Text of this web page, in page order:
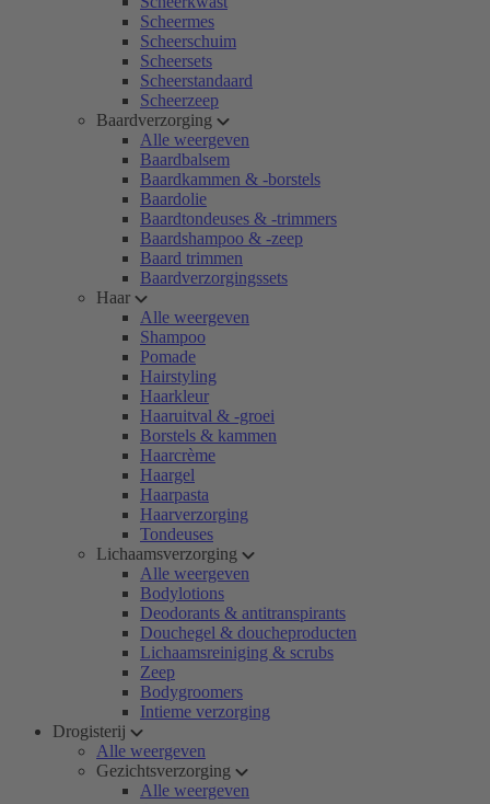
Scheermes
Scheerschuim
Scheersets
Scheerstandaard
Scheerzeep
Baardverzorging
Alle weergeven
Baardbalsem
Baardkammen & -borstels
Baardolie
Baardtondeuses & -trimmers
Baardshampoo & -zeep
Baard trimmen
Baardverzorgingssets
Haar
Alle weergeven
Shampoo
Pomade
Hairstyling
Haarkleur
Haaruitval & -groei
Borstels & kammen
Haarcrème
Haargel
Haarpasta
Haarverzorging
Tondeuses
Lichaamsverzorging
Alle weergeven
Bodylotions
Deodorants & antitranspirants
Douchegel & doucheproducten
Lichaamsreiniging & scrubs
Zeep
Bodygroomers
Intieme verzorging
Drogisterij
Alle weergeven
Gezichtsverzorging
Alle weergeven